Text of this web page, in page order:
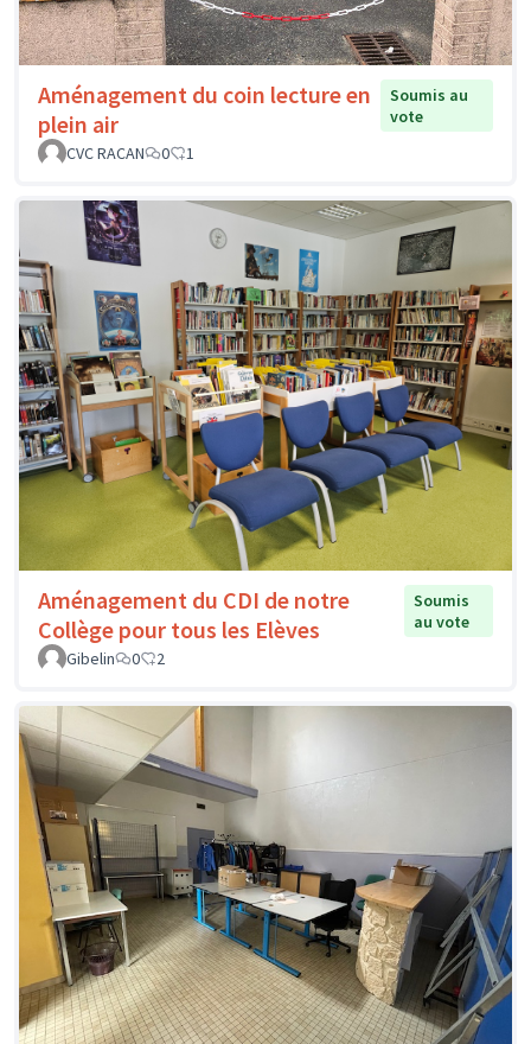
Aménagement du coin lecture en
plein air
Soumis au
vote
CVC RACAN
0 1
Aménagement du CDI de notre
Collège pour tous les Elèves
Soumis
au vote
Gibelin
0 2